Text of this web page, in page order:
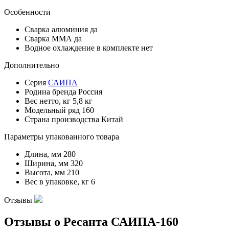
Особенности
Сварка алюминия да
Сварка ММА да
Водное охлаждение в комплекте нет
Дополнительно
Серия САИПА
Родина бренда Россия
Вес нетто, кг 5,8 кг
Модельный ряд 160
Страна производства Китай
Параметры упакованного товара
Длина, мм 280
Ширина, мм 320
Высота, мм 210
Вес в упаковке, кг 6
Отзывы
Отзывы о Ресанта САИПА-160